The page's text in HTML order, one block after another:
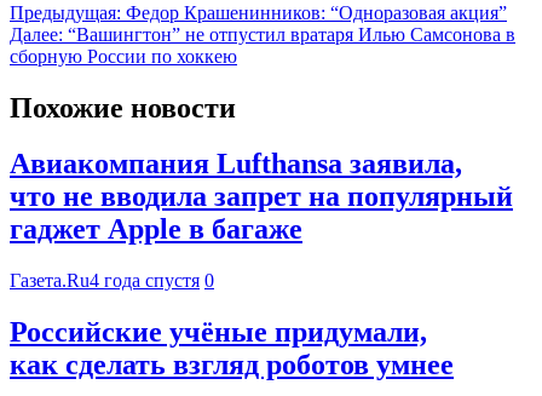
Предыдущая: Федор Крашенинников: “Одноразовая акция”
Далее: “Вашингтон” не отпустил вратаря Илью Самсонова в
сборную России по хоккею
Похожие новости
Авиакомпания Lufthansa заявила,
что не вводила запрет на популярный
гаджет Apple в багаже
Газета.Ru4 года спустя 0
Российские учёные придумали,
как сделать взгляд роботов умнее